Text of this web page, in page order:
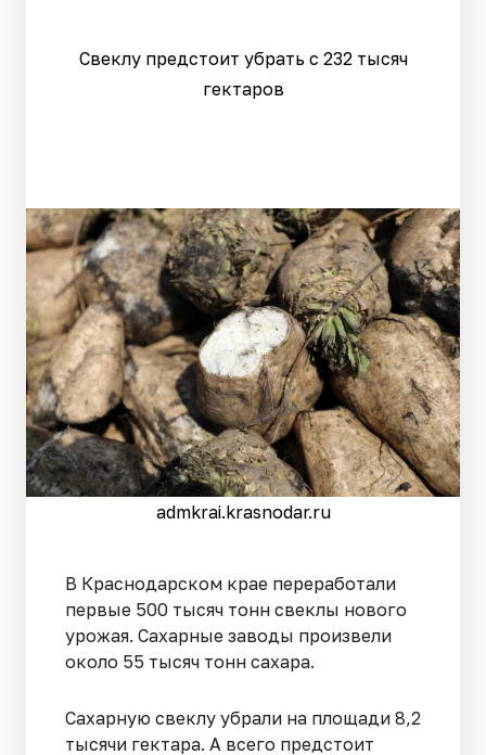
Свеклу предстоит убрать с 232 тысяч
гектаров
admkrai.krasnodar.ru
В Краснодарском крае переработали
первые 500 тысяч тонн свеклы нового
урожая. Сахарные заводы произвели
около 55 тысяч тонн сахара.
Сахарную свеклу убрали на площади 8,2
тысячи гектара. А всего предстоит